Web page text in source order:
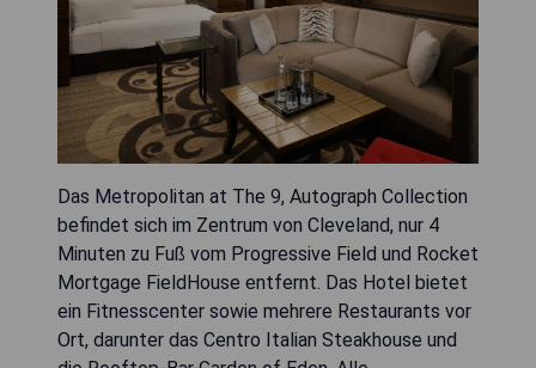
Das Metropolitan at The 9, Autograph Collection
befindet sich im Zentrum von Cleveland, nur 4
Minuten zu Fuß vom Progressive Field und Rocket
Mortgage FieldHouse entfernt. Das Hotel bietet
ein Fitnesscenter sowie mehrere Restaurants vor
Ort, darunter das Centro Italian Steakhouse und